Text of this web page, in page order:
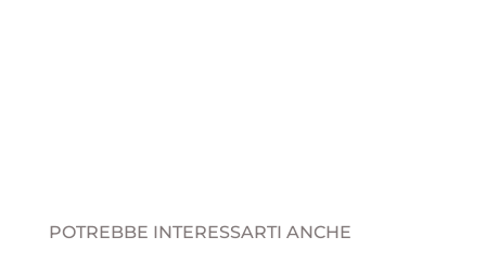
POTREBBE INTERESSARTI ANCHE